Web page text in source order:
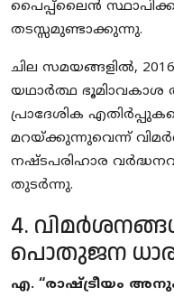
പൈപ്പ്‌ലൈൻ
തടസ്സമുണ്ടാക്കുന്നു.
ചില സമയങ്ങളിൽ,
യഥാർത്ഥ
പ്രാദേശിക
മറയ്ക്കുന്നുവെന്ന്
നഷ്ടപരിഹാര
തുടർന്നു.
4.
പൊതുജന
എ. “രാഷ്ട്രീയം